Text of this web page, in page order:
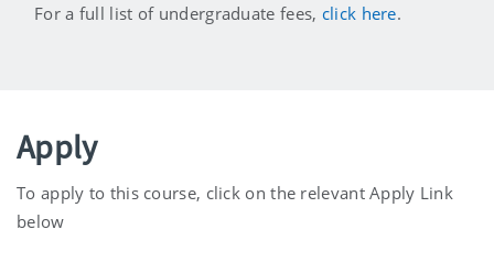
For a full list of undergraduate fees, click here.
Apply
To apply to this course, click on the relevant Apply Link
below